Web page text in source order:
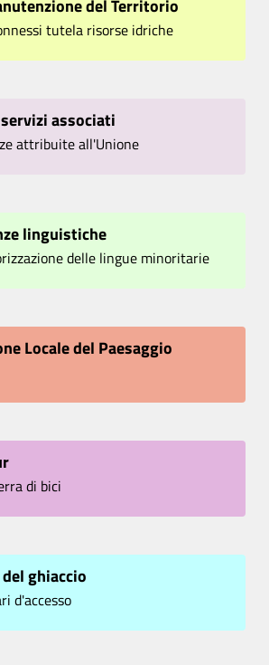
del Territorio
tutela risorse idriche
associati
attribuite all'Unione
linguistiche
delle lingue minoritarie
Locale del Paesaggio
di bici
ghiaccio
d'accesso